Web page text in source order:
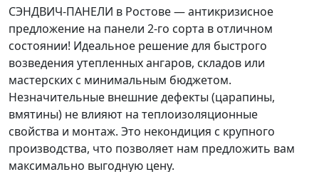
СЭНДВИЧ-ПАНЕЛИ в Ростове — антикризисное
предложение на панели 2-го сорта в отличном
состоянии! Идеальное решение для быстрого
возведения утепленных ангаров, складов или
мастерских с минимальным бюджетом.
Незначительные внешние дефекты (царапины,
вмятины) не влияют на теплоизоляционные
свойства и монтаж. Это некондиция с крупного
производства, что позволяет нам предложить вам
максимально выгодную цену.